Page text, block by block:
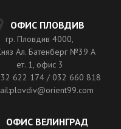
ОФИС ПЛОВДИВ
гр. Пловдив 4000,
Ал. Батенберг №39 A
ет. 1, офис 3
622 174 / 032 660 818
ОФИС ВЕЛИНГРАД